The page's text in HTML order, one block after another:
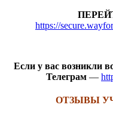
https://
Если у вас возникли
Телеграм —
ОТЗЫВЫ